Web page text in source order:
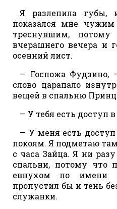
Я разлепила губы,
показался мне
треснувшим,
вчерашнего вечера и
осенний лист.
— Госпожа Фудзино,
слово царапало
вещей в спальню
— У тебя есть доступ
— У меня есть
покоям. Я подметаю
с часа Зайца. Я ни
спальни, потому что
евнухом по имени
пропустил бы и тень
служанки.